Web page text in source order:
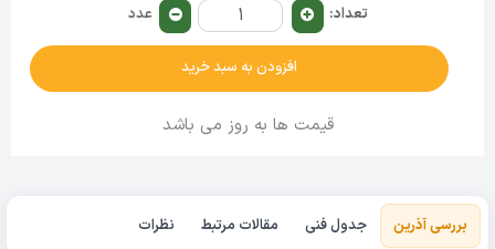
تعداد: عدد
افزودن به سبد خرید
قیمت ها به روز می باشد
بررسی آذرین جدول فنی مقالات مرتبط نظرات